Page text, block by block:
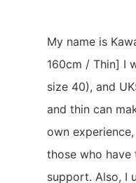
My name is
160cm / Thin] I
size 40), and
and thin can
own
those who have
support. Also, I